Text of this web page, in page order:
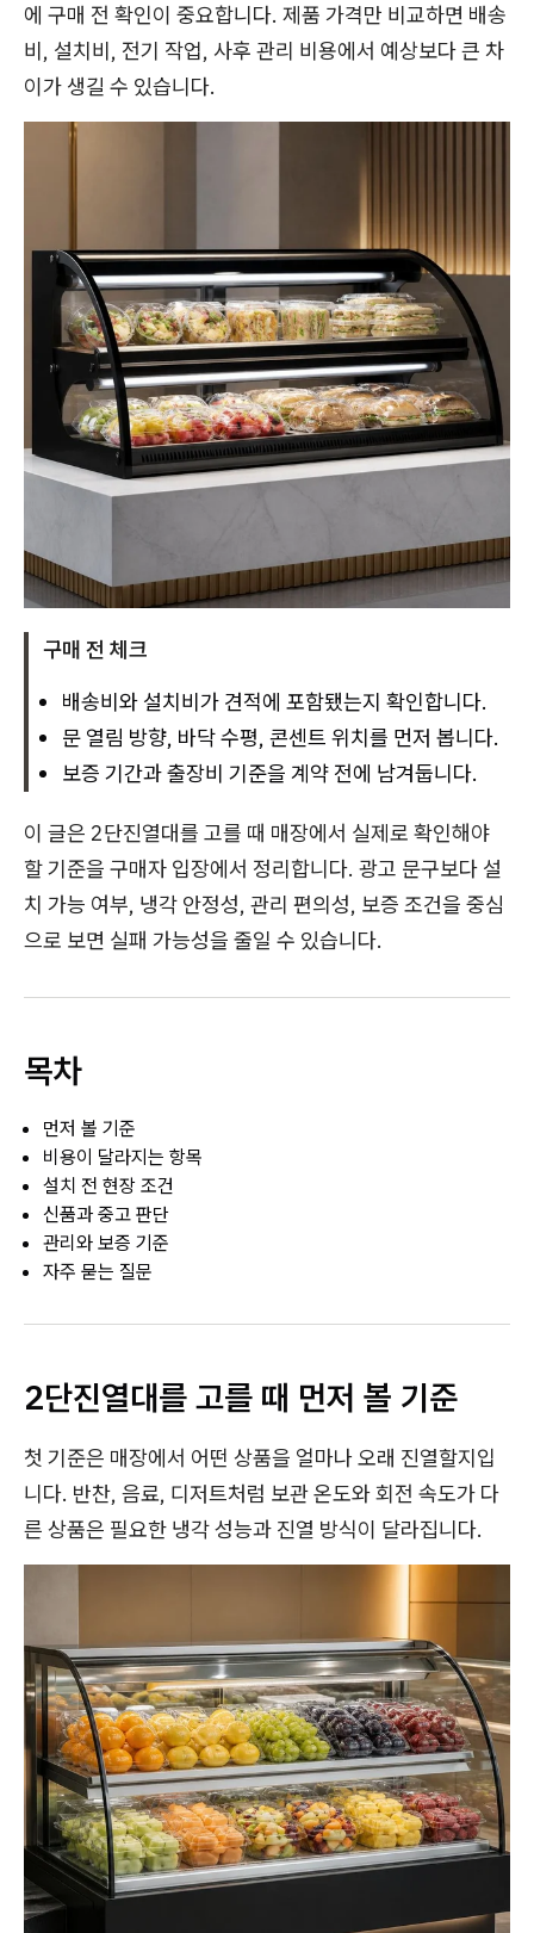
에 구매 전 확인이 중요합니다. 제품 가격만 비교하면 배송
비, 설치비, 전기 작업, 사후 관리 비용에서 예상보다 큰 차
이가 생길 수 있습니다.
구매 전 체크
배송비와 설치비가 견적에 포함됐는지 확인합니다.
문 열림 방향, 바닥 수평, 콘센트 위치를 먼저 봅니다.
보증 기간과 출장비 기준을 계약 전에 남겨둡니다.
이 글은 2단진열대를 고를 때 매장에서 실제로 확인해야
할 기준을 구매자 입장에서 정리합니다. 광고 문구보다 설
치 가능 여부, 냉각 안정성, 관리 편의성, 보증 조건을 중심
으로 보면 실패 가능성을 줄일 수 있습니다.
목차
먼저 볼 기준
비용이 달라지는 항목
설치 전 현장 조건
신품과 중고 판단
관리와 보증 기준
자주 묻는 질문
2단진열대를 고를 때 먼저 볼 기준
첫 기준은 매장에서 어떤 상품을 얼마나 오래 진열할지입
니다. 반찬, 음료, 디저트처럼 보관 온도와 회전 속도가 다
른 상품은 필요한 냉각 성능과 진열 방식이 달라집니다.